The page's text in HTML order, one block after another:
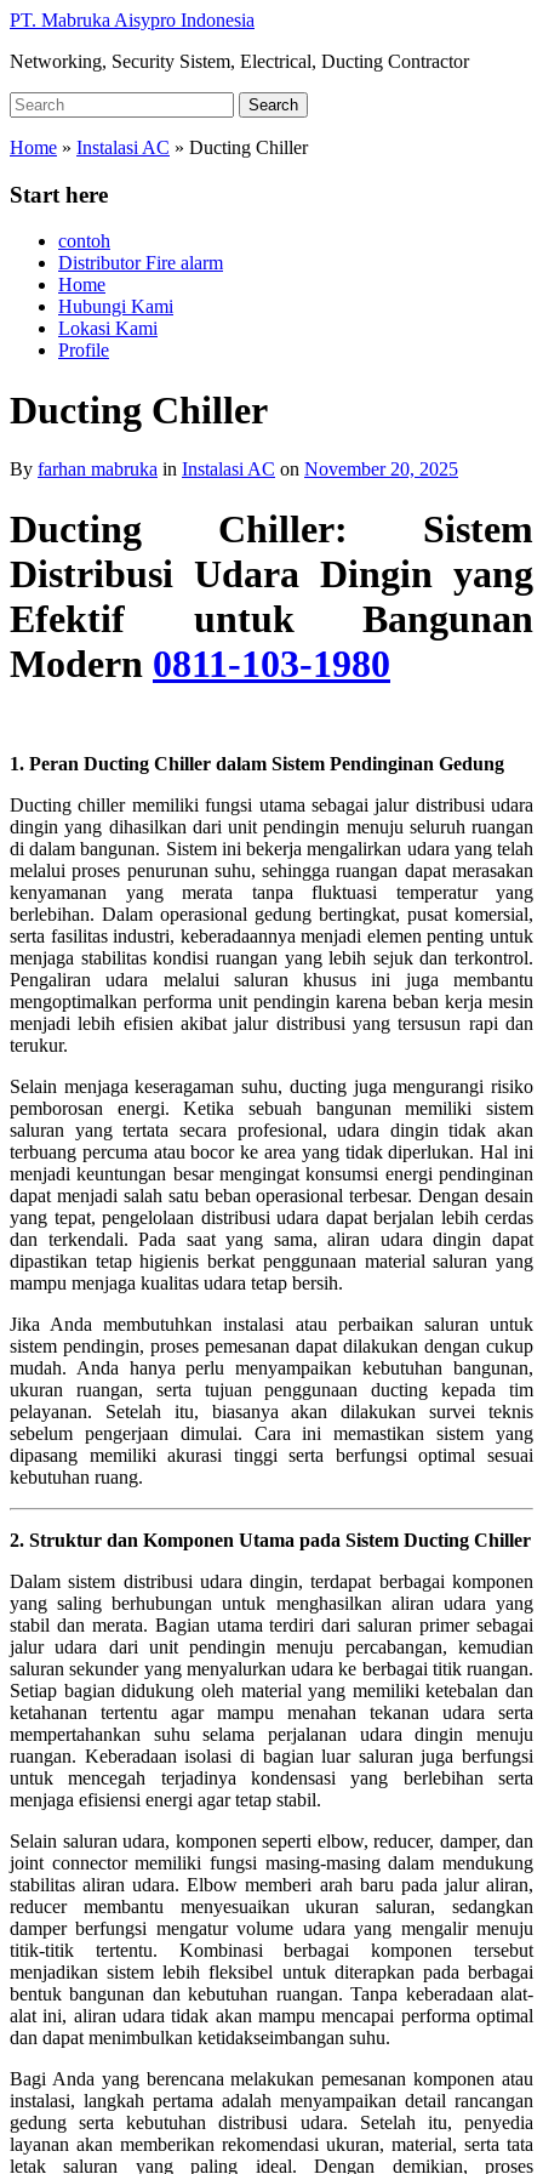
Skip
main
PT. Mabruka Aisypro Indonesia
Networking, Security Sistem, Electrical, Ducting Contractor
Search
for:
Search
Home » Instalasi AC » Ducting Chiller
Start here
contoh
Distributor Fire alarm
Home
Hubungi Kami
Lokasi Kami
Profile
Ducting Chiller
By farhan mabruka in Instalasi AC on November 20, 2025
Ducting Chiller: Sistem
Distribusi Udara Dingin yang
Efektif untuk Bangunan
Modern 0811-103-1980
1. Peran Ducting Chiller dalam Sistem Pendinginan Gedung
Ducting chiller memiliki fungsi utama sebagai jalur distribusi udara
dingin yang dihasilkan dari unit pendingin menuju seluruh ruangan
di dalam bangunan. Sistem ini bekerja mengalirkan udara yang telah
melalui proses penurunan suhu, sehingga ruangan dapat merasakan
kenyamanan yang merata tanpa fluktuasi temperatur yang
berlebihan. Dalam operasional gedung bertingkat, pusat komersial,
serta fasilitas industri, keberadaannya menjadi elemen penting untuk
menjaga stabilitas kondisi ruangan yang lebih sejuk dan terkontrol.
Pengaliran udara melalui saluran khusus ini juga membantu
mengoptimalkan performa unit pendingin karena beban kerja mesin
menjadi lebih efisien akibat jalur distribusi yang tersusun rapi dan
terukur.
Selain menjaga keseragaman suhu, ducting juga mengurangi risiko
pemborosan energi. Ketika sebuah bangunan memiliki sistem
saluran yang tertata secara profesional, udara dingin tidak akan
terbuang percuma atau bocor ke area yang tidak diperlukan. Hal ini
menjadi keuntungan besar mengingat konsumsi energi pendinginan
dapat menjadi salah satu beban operasional terbesar. Dengan desain
yang tepat, pengelolaan distribusi udara dapat berjalan lebih cerdas
dan terkendali. Pada saat yang sama, aliran udara dingin dapat
dipastikan tetap higienis berkat penggunaan material saluran yang
mampu menjaga kualitas udara tetap bersih.
Jika Anda membutuhkan instalasi atau perbaikan saluran untuk
sistem pendingin, proses pemesanan dapat dilakukan dengan cukup
mudah. Anda hanya perlu menyampaikan kebutuhan bangunan,
ukuran ruangan, serta tujuan penggunaan ducting kepada tim
pelayanan. Setelah itu, biasanya akan dilakukan survei teknis
sebelum pengerjaan dimulai. Cara ini memastikan sistem yang
dipasang memiliki akurasi tinggi serta berfungsi optimal sesuai
kebutuhan ruang.
2. Struktur dan Komponen Utama pada Sistem Ducting Chiller
Dalam sistem distribusi udara dingin, terdapat berbagai komponen
yang saling berhubungan untuk menghasilkan aliran udara yang
stabil dan merata. Bagian utama terdiri dari saluran primer sebagai
jalur udara dari unit pendingin menuju percabangan, kemudian
saluran sekunder yang menyalurkan udara ke berbagai titik ruangan.
Setiap bagian didukung oleh material yang memiliki ketebalan dan
ketahanan tertentu agar mampu menahan tekanan udara serta
mempertahankan suhu selama perjalanan udara dingin menuju
ruangan. Keberadaan isolasi di bagian luar saluran juga berfungsi
untuk mencegah terjadinya kondensasi yang berlebihan serta
menjaga efisiensi energi agar tetap stabil.
Selain saluran udara, komponen seperti elbow, reducer, damper, dan
joint connector memiliki fungsi masing-masing dalam mendukung
stabilitas aliran udara. Elbow memberi arah baru pada jalur aliran,
reducer membantu menyesuaikan ukuran saluran, sedangkan
damper berfungsi mengatur volume udara yang mengalir menuju
titik-titik tertentu. Kombinasi berbagai komponen tersebut
menjadikan sistem lebih fleksibel untuk diterapkan pada berbagai
bentuk bangunan dan kebutuhan ruangan. Tanpa keberadaan alat-
alat ini, aliran udara tidak akan mampu mencapai performa optimal
dan dapat menimbulkan ketidakseimbangan suhu.
Bagi Anda yang berencana melakukan pemesanan komponen atau
instalasi, langkah pertama adalah menyampaikan detail rancangan
gedung serta kebutuhan distribusi udara. Setelah itu, penyedia
layanan akan memberikan rekomendasi ukuran, material, serta tata
letak saluran yang paling ideal. Dengan demikian, proses